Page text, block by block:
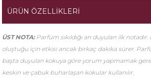
ÜRÜN ÖZELLIKLERI
ÜST NOTA:Parfüm sıkıldığı an duyulan ilk
oluştuğu için etkisi ancak birkaç dakika sürer.
başta duyulan kokuya göre yorum yapmamak
keskin ve çabuk buharlaşan kokular kullanılır.